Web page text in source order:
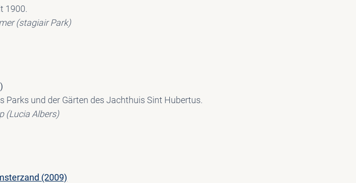
1900.
(stagiair Park)
Parks und der Gärten des Jachthuis Sint Hubertus.
(Lucia Albers)
(2009)